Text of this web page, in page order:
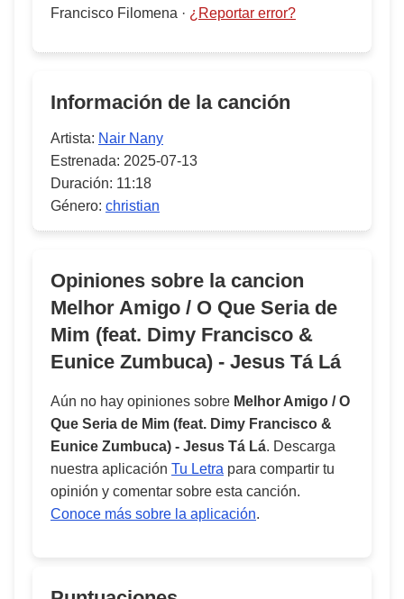
Francisco Filomena · ¿Reportar error?
Información de la canción
Artista: Nair Nany
Estrenada: 2025-07-13
Duración: 11:18
Género: christian
Opiniones sobre la cancion
Melhor Amigo / O Que Seria de
Mim (feat. Dimy Francisco &
Eunice Zumbuca) - Jesus Tá Lá
Aún no hay opiniones sobre Melhor Amigo / O
Que Seria de Mim (feat. Dimy Francisco &
Eunice Zumbuca) - Jesus Tá Lá. Descarga
nuestra aplicación Tu Letra para compartir tu
opinión y comentar sobre esta canción.
Conoce más sobre la aplicación.